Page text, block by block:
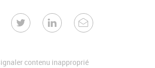
contenu inapproprié